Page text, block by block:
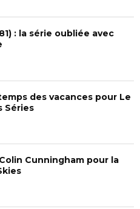
C
: la série oubliée avec
des vacances pour Le
Séries
Cunningham pour la